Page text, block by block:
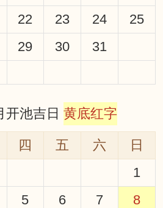
22 23 24
25
29 30 31
开池吉日 黄底红字
四 五 六
日
1
5 6 7
8